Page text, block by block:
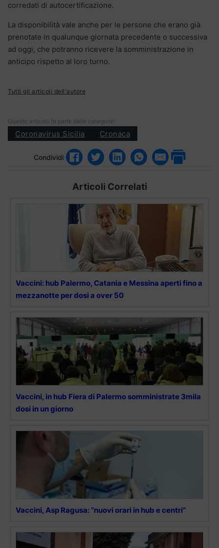
corredati di autocertificazione.
La disponibilità vale anche per le persone che erano già
prenotate in qualunque giornata precedente o successiva
ad oggi, che potranno ricevere la somministrazione in
anticipo rispetto al loro turno.
Tutti gli articoli dell'autore
Questo articolo fa parte delle categorie:
Coronavirus Sicilia Cronaca
Condividi
Articoli Correlati
Vaccini: hub Palermo, Catania e Messina aperti fino a
mezzanotte per dosi a over 50
Vaccini, in hub Fiera di Palermo somministrate 3mila
dosi in un giorno
Vaccini, Asp Ragusa: “nuovi orari in hub e centri”